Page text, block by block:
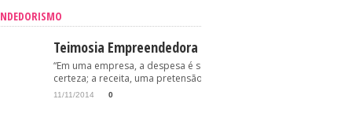
Teimosia Empreendedora
“Em uma empresa, a despesa é sempre uma
certeza; a receita, uma pretensão.” (Oriovisto...
11/11/2014 0